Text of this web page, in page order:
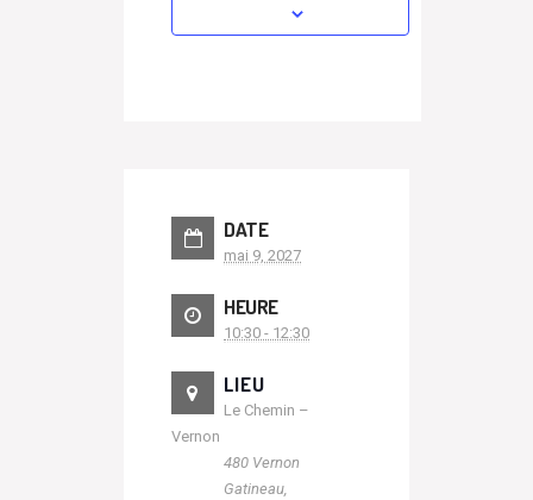
DATE
mai 9, 2027
HEURE
10:30 - 12:30
LIEU
Le Chemin –
Vernon
480 Vernon
Gatineau,